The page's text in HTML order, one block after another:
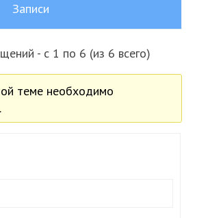
Записи
- с 1 по 6 (из 6 всего)
теме необходимо